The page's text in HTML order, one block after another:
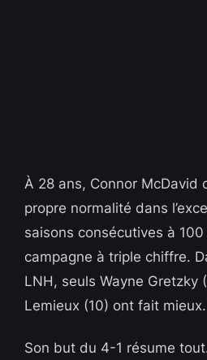
À 28 ans, Connor McDavid
propre normalité dans
saisons consécutives à
campagne à triple chiffre.
LNH, seuls Wayne Gretzky
Lemieux (10) ont fait mieux.
Son but du 4-1 résume